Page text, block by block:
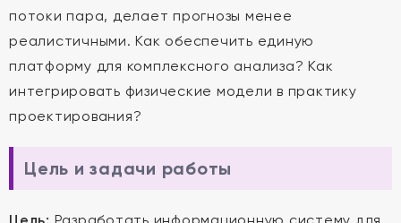
потоки пара, делает прогнозы менее
реалистичными. Как обеспечить единую
платформу для комплексного анализа? Как
интегрировать физические модели в практику
проектирования?
Цель и задачи работы